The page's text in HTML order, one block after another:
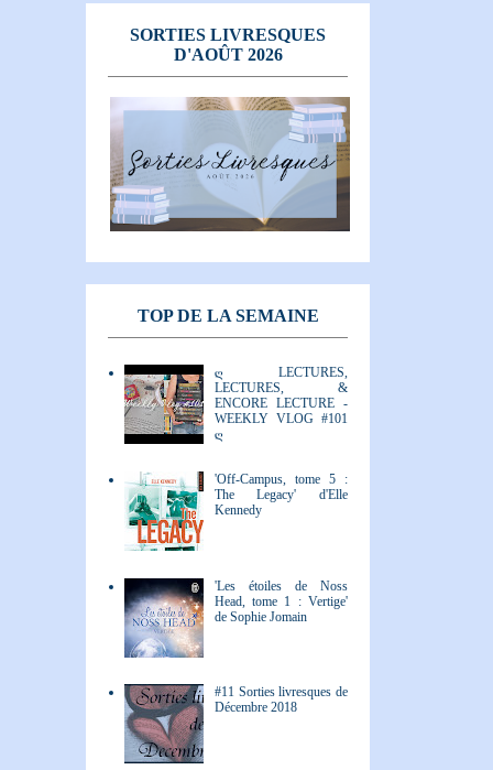
SORTIES LIVRESQUES
D'AOÛT 2026
TOP DE LA SEMAINE
ღ LECTURES,
LECTURES, &
ENCORE LECTURE -
WEEKLY VLOG #101
ღ
'Off-Campus, tome 5 :
The Legacy' d'Elle
Kennedy
'Les étoiles de Noss
Head, tome 1 : Vertige'
de Sophie Jomain
#11 Sorties livresques de
Décembre 2018